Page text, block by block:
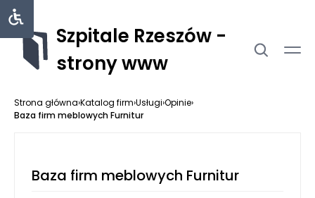
Szpitale Rzeszów -
strony www
Strona główna›Katalog firm›Usługi›Opinie›
Baza firm meblowych Furnitur
Baza firm meblowych Furnitur